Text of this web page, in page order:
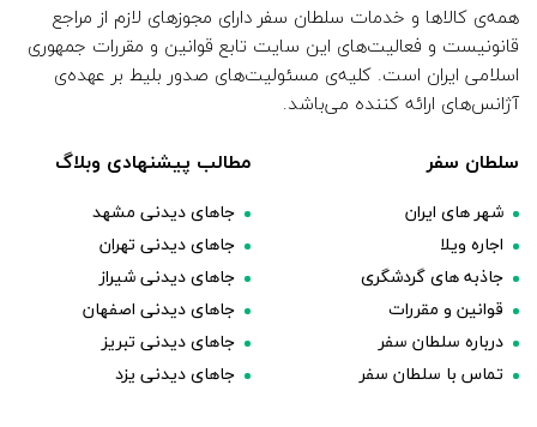
همه‌ی کالاها و خدمات سلطان سفر دارای مجوزهای لازم از مراجع
قانونیست و فعالیت‌های این سایت تابع قوانین و مقررات جمهوری
اسلامی ایران است. کلیه‌ی مسئولیت‌های صدور بلیط بر عهده‌ی
آژانس‌های ارائه کننده می‌باشد.
سلطان سفر
شهر های ایران
اجاره ویلا
جاذبه های گردشگری
قوانین و مقررات
درباره سلطان سفر
تماس با سلطان سفر
مطالب پیشنهادی وبلاگ
جاهای دیدنی مشهد
جاهای دیدنی تهران
جاهای دیدنی شیراز
جاهای دیدنی اصفهان
جاهای دیدنی تبریز
جاهای دیدنی یزد